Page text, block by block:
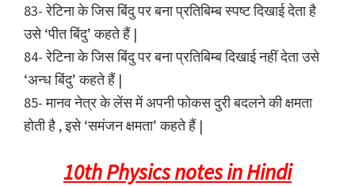
83- रेटिना के जिस बिंदु पर बना प्रतिबिम्ब स्पष्ट दिखाई देता है
उसे ‘पीत बिंदु’ कहते हैं |
84- रेटिना के जिस बिंदु पर बना प्रतिबिम्ब दिखाई नहीं देता उसे
‘अन्ध बिंदु’ कहते हैं |
85- मानव नेत्र के लेंस में अपनी फोकस दुरी बदलने की क्षमता
होती है , इसे ‘समंजन क्षमता’ कहते हैं |
10th Physics notes in Hindi